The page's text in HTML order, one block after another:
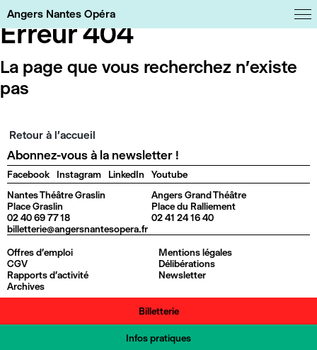
Angers Nantes Opéra
Tweeter
Erreur 404
La page que vous recherchez n'existe
pas
Retour à l'accueil
Abonnez-vous à la newsletter !
Facebook Instagram LinkedIn
Youtube
Nantes Théâtre Graslin
Place Graslin
02 40 69 77 18
Angers Grand Théâtre
Place du Ralliement
02 41 24 16 40
billetterie@angersnantesopera.fr
Offres d'emploi
Mentions légales
CGV
Délibérations
Rapports d'activité
Newsletter
Archives
Billetterie
Infos pratiques
Panneau de gestion des cookies